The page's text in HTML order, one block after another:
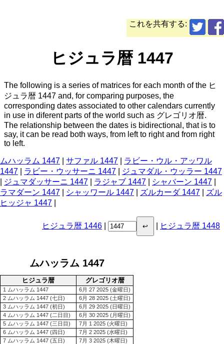
これを共有する:
ヒジュラ暦 1447
The following is a series of matrices for each month of the ヒ
ジュラ暦 1447 and, for comparing purposes, the
corresponding dates associated to other calendars currently
in use in diferent parts of the world such as グレゴリオ暦.
The relationship between the dates is bidirectional, that is to
say, it can be read both ways, from left to right and from right
to left.
ムハッラム 1447 サファル 1447
ラビー・ウル・アッワル
1447
ラビー・ウッサーニ 1447
ジュマダル・ウッラー 1447
ジュマダッサーニ 1447 ラジャブ 1447 シャバーン 1447
ラマダーン 1447
シャッワール 1447 ズルカーダ 1447
ズル
ヒッジャ 1447
ヒジュラ暦 1446 ↩ ヒジュラ暦 1448
ムハッラム 1447
ヒジュラ暦 グレゴリオ暦
1 ムハッラム 1447
6月 27 2025 (金曜日)
2 ムハッラム 1447 (七日)
6月 28 2025 (土曜日)
3 ムハッラム 1447 (初日)
6月 29 2025 (日曜日)
4 ムハッラム 1447 (二日目)
6月 30 2025 (月曜日)
5 ムハッラム 1447 (三日目)
7月 1 2025 (火曜日)
6 ムハッラム 1447 (四日)
7月 2 2025 (水曜日)
7 ムハッラム 1447 (五日)
7月 3 2025 (木曜日)